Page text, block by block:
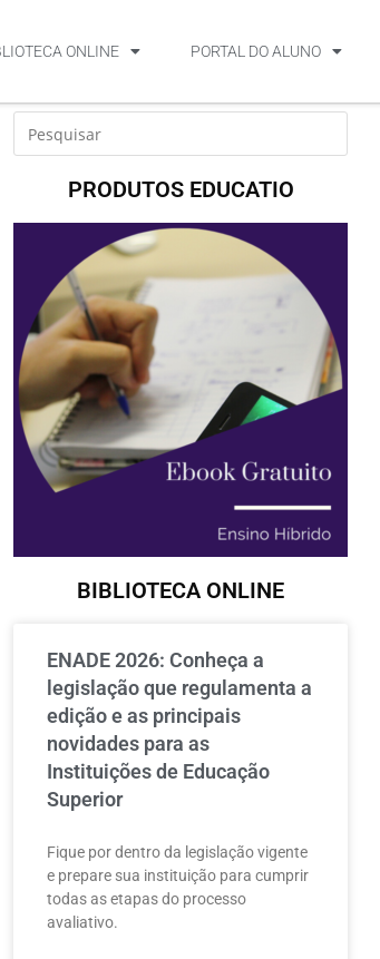
ONLINE PORTAL DO ALUNO
PRODUTOS EDUCATIO
BIBLIOTECA ONLINE
ENADE 2026: Conheça a
legislação que regulamenta a
edição e as principais
novidades para as
Instituições de Educação
Superior
Fique por dentro da legislação vigente
e prepare sua instituição para cumprir
todas as etapas do processo
avaliativo.